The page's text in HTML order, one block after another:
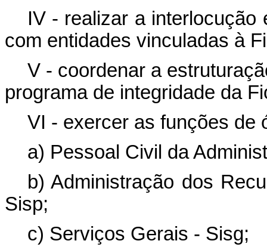
IV - realizar a
com entidades vinculadas à
V - coordenar a
programa de integridade da
VI - exercer as funções de
a) Pessoal Civil da
b) Administração dos
Sisp;
c) Serviços Gerais - Sisg;